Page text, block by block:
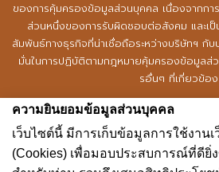
14.คอหมูดำย่างถ่านหินภู
เมนูปิ้งๆ ย่างๆ นั้นเป็นหนึ่งในเมนูที่เข้ากั
หมูดำย่างถ่านหินภูเขาไฟ จึงเป็นอีกหนึ่
ที่เชื่อว่าทุกคนที่ได้ชิมน่าจะแฮปปี้ จานนี้เน้
ยมอย่างหมูดำที่เนื้อฉ่ำนุ่มเคี้ยวสบาย แ
ใช้เชฟฝีมือดีที่ชำนาญเรื่องความร้อนและ
ลับไม่เหมือนใคร ออกมาเป็นเนื้อหมูชิ้น
น้ำจิ้มแจ่วแซ่บๆ บอกได้คำเดียวว่าเพลิน!
ของการคุ้มครองข้อมูลส่วนบุคคล เนื่องจากก
ส่วนหนึ่งของการรับผิดชอบต่อสังคม และเป็
สัมพันธ์ทางธุรกิจที่น่าเชื่อถือระหว่างบริษัทฯ
มั่นในการปฏิบัติตามกฎหมายคุ้มครองข้อมูลส่
รอื่นๆ ที่เกี่ยวข้อง
นโยบายความเป็นส่วนตัวฉบับนี้ถูกจัดทำขึ้นเพื่
ส่วนบุคคลที่เหมาะสม และมีมาตรการรักษาควา
ปกป้องข้อมูลส่วนบุคคลของลูกค้าที่บริษัทฯ ทำ
ข้อมูลส่วนบุคคลให้ถูกต้องตามกฎหมายว่าด้ว
ความยินยอมข้อมูลส่วนบุคคล
เว็บไซต์นี้ มีการเก็บข้อมูลการใช้งานเ
(Cookies) เพื่อมอบประสบการณ์ที่ดียิ่